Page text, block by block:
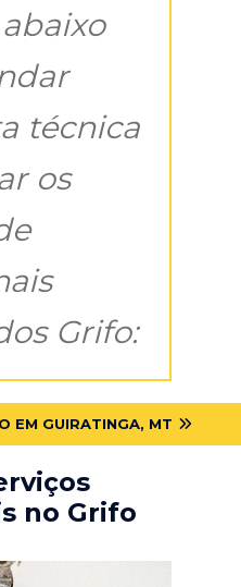
técnica
os
Grifo:
EM GUIRATINGA, MT
no Grifo